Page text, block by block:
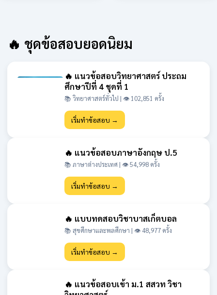
🔥 ชุดข้อสอบยอดนิยม
🔥 แนวข้อสอบวิทยาศาสตร์ ประถม
ศึกษาปีที่ 4 ชุดที่ 1
📚 วิทยาศาสตร์ทั่วไป | 👁 102,851 ครั้ง
เริ่มทำข้อสอบ →
🔥 แนวข้อสอบภาษาอังกฤษ ป.5
📚 ภาษาต่างประเทศ | 👁 54,998 ครั้ง
เริ่มทำข้อสอบ →
🔥 แบบทดสอบวิชาบาสเก็ตบอล
📚 สุขศึกษาและพลศึกษา | 👁 48,977 ครั้ง
เริ่มทำข้อสอบ →
🔥 แนวข้อสอบเข้า ม.1 สสวท วิชา